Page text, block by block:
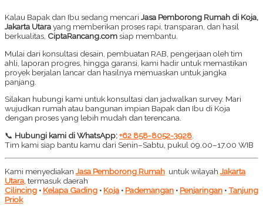
Kalau Bapak dan Ibu sedang mencari Jasa Pemborong Rumah di Koja,
Jakarta Utarayang memberikan proses rapi, transparan, dan hasil
berkualitas, CiptaRancang.comsiap membantu.
Mulai dari konsultasi desain, pembuatan RAB, pengerjaan oleh tim
ahli, laporan progres, hingga garansi, kami hadir untuk memastikan
proyek berjalan lancar dan hasilnya memuaskan untuk jangka
panjang.
Silakan hubungi kami untuk konsultasi dan jadwalkan survey. Mari
wujudkan rumah atau bangunan impian Bapak dan Ibu di Koja
dengan proses yang lebih mudah dan terencana.
📞 Hubungi kami di WhatsApp:+62 858-8052-3928
Tim kami siap bantu kamu dari Senin–Sabtu, pukul 09.00–17.00 WIB
Kami menyediakanJasa Pemborong Rumah untuk wilayah Jakarta
Utara, termasuk daerah
Cilincing • Kelapa Gading • Koja • Pademangan • Penjaringan •Tanjung
Priok